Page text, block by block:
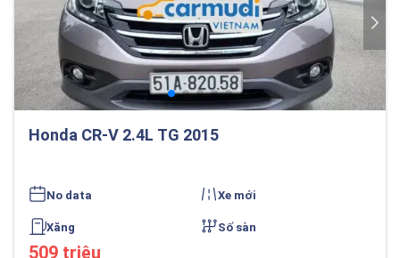
Honda CR-V 2.4L TG 2015
No data Xe mới
Xăng Số sàn
509 triệu